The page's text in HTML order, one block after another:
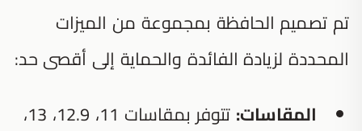
تم تصميم الحافظة بمجموعة من الميزات
المحددة لزيادة الفائدة والحماية إلى أقصى حد:
المقاسات:
تتوفر بمقاسات 11، 12.9، 13،